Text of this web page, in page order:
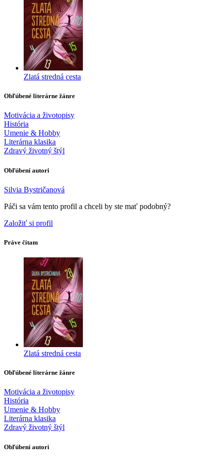
Zlatá stredná cesta
Obľúbené literárne žánre
Motivácia a životopisy
História
Umenie & Hobby
Literárna klasika
Zdravý životný štýl
Obľúbení autori
Silvia Bystričanová
Páči sa vám tento profil a chceli by ste mať podobný?
Založiť si profil
Práve čítam
Zlatá stredná cesta
Obľúbené literárne žánre
Motivácia a životopisy
História
Umenie & Hobby
Literárna klasika
Zdravý životný štýl
Obľúbení autori